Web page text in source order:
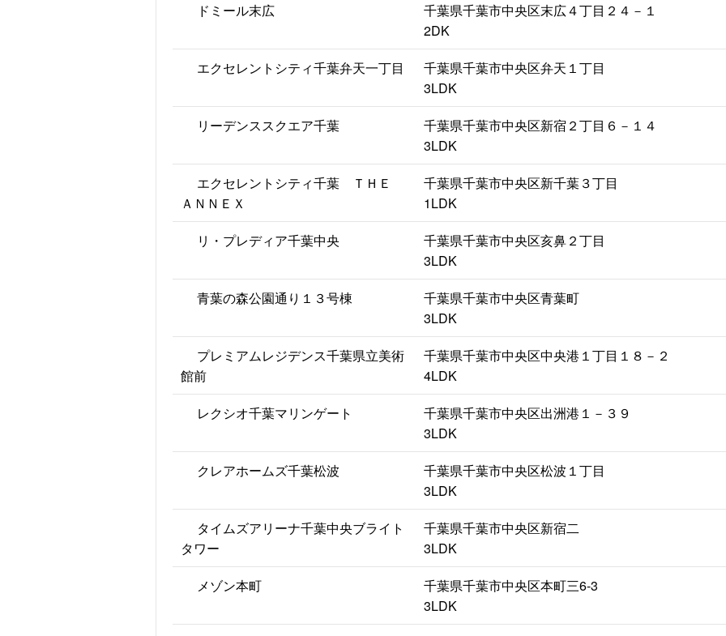
ドミール末広
千葉県千葉市中央区末広４丁目２４－１
2DK
エクセレントシティ千葉弁天一丁目
千葉県千葉市中央区弁天１丁目
3LDK
リーデンススクエア千葉
千葉県千葉市中央区新宿２丁目６－１４
3LDK
エクセレントシティ千葉 ＴＨＥ
ＡＮＮＥＸ
千葉県千葉市中央区新千葉３丁目
1LDK
リ・プレディア千葉中央
千葉県千葉市中央区亥鼻２丁目
3LDK
青葉の森公園通り１３号棟
千葉県千葉市中央区青葉町
3LDK
プレミアムレジデンス千葉県立美術
館前
千葉県千葉市中央区中央港１丁目１８－２
4LDK
レクシオ千葉マリンゲート
千葉県千葉市中央区出洲港１－３９
3LDK
クレアホームズ千葉松波
千葉県千葉市中央区松波１丁目
3LDK
タイムズアリーナ千葉中央ブライト
タワー
千葉県千葉市中央区新宿二
3LDK
メゾン本町
千葉県千葉市中央区本町三6-3
3LDK